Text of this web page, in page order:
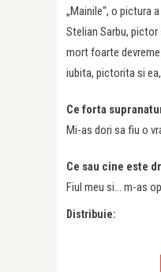
„Mainile“, o pictura
Stelian Sarbu,
mort foarte
iubita, pictorita si
Ce forta
Mi-as dori sa fiu o
Ce sau cine este
Fiul meu si… m-as
Distribuie: